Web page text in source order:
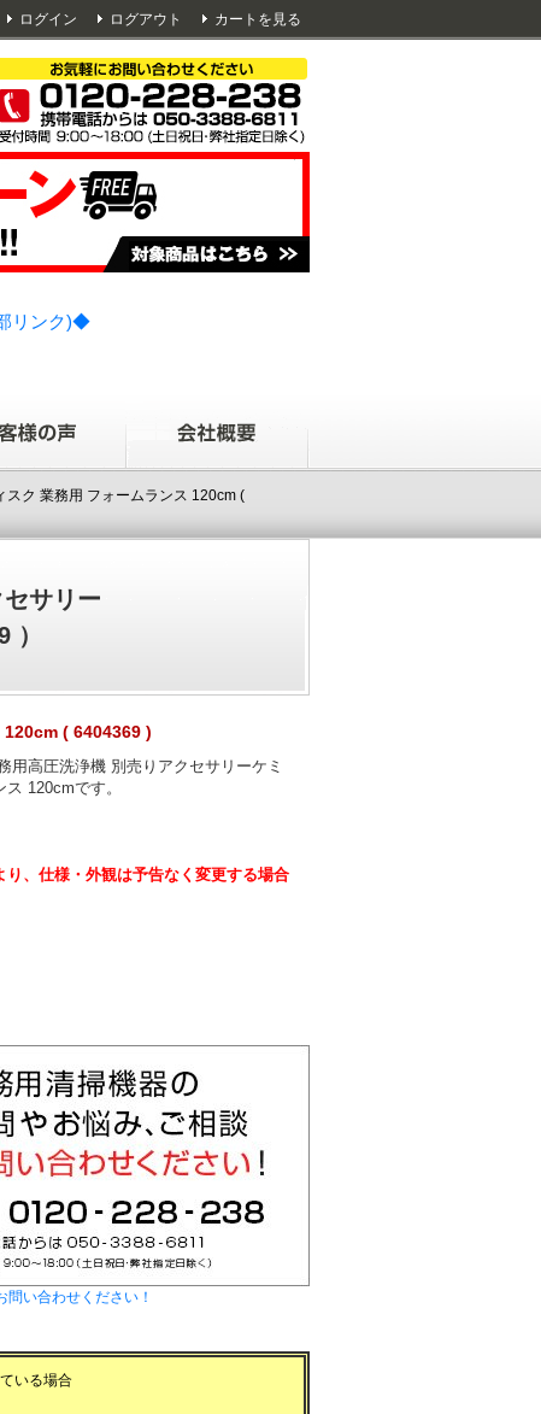
ログイン ログアウト カートを見る
リンク)◆
ク 業務用 フォームランス 120cm (
サリー
）
120cm ( 6404369 )
用高圧洗浄機 別売りアクセサリーケミ
120cmです。
、仕様・外観は予告なく変更する場合
い合わせください！
いる場合